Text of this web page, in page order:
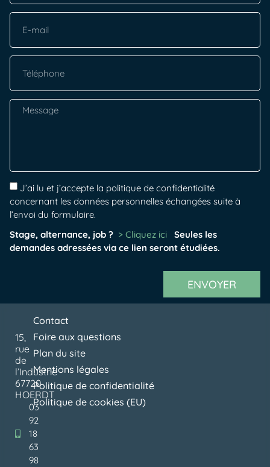
J’ai lu et j’accepte la politique de confidentialité
concernant les données personnelles échangées suite à
l’envoi du formulaire.
Stage, alternance, job ? > Cliquez ici
Seules les
demandes adressées via ce lien seront étudiées.
ENVOYER
15,
rue
de
l’Industrie
67720
HOERDT
03
92
18
63
98
Contact
Foire aux questions
Plan du site
Mentions légales
Politique de confidentialité
Politique de cookies (EU)